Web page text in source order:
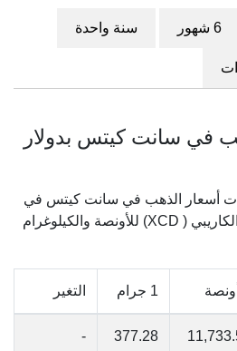
6 شهور سنة واحدة
في سانت كيتس بدولار
أسعار الذهب في سانت كيتس في
السنه الاخيره بدولار شرق الكاريبي ( XCD) للأونصة والكيلوغرام
1 جرام التغير
377.28
-